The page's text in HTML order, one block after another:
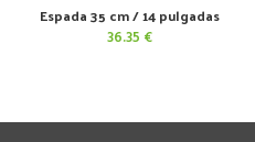
Espada 35 cm / 14 pulgadas
36.35 €